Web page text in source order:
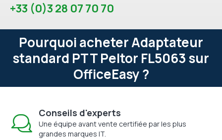
+33 (0)3 28 07 70 70
Pourquoi acheter Adaptateur
standard PTT Peltor FL5063 sur
OfficeEasy ?
Conseils d'experts
Une équipe avant vente certifiée par les plus
grandes marques IT.